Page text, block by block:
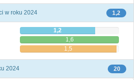
1,2
w roku 2024
1,2
1,6
1,5
20
2024